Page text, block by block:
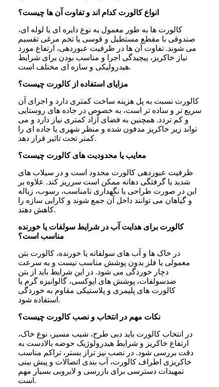
انواع کالورت کدام اند و تفاوت آن ها چیست؟
کالورت ها به طور معمول به نوع دایره ای یا لوله ای،
صندوقی با مقطع مستطیل و قوسی یا تخم مرغی تقسیم
می شوند. تفاوت آن ها در ظرفیت عبوردهی، ارتفاع مورد
نیاز خاکریز، پیچیدگی اجرا و مناسب بودن برای شرایط
هیدرولیکی و سازه ای مختلف است.
مزایای استفاده از کالورت چیست؟
کالورت نسبت به پل هزینه ساخت کمتری دارد و اجرای آن
سریع تر و ساده تر است، به خصوص در جاده های روستایی
و کم تردد. همچنین به فضای آزاد کمتری نیاز دارد و می
تواند زیر خاکریز مدفون شده و منظر شهری یا جاده ای را
کمتر تحت تاثیر قرار دهد.
معایب یا محدودیت های کالورت چیست؟
ظرفیت عبوردهی کالورت محدود است و در سیلاب های
شدید یا گرفتگی دهانه ممکن است سرریز کند. علاوه بر
این در صورت طراحی یا نگهداری نامناسب، رسوب، زباله
و گیاهان می توانند داخل آن جمع شوند و کارایی سازه را
کاهش دهند.
کالورت برای هدایت آب در شرایط سولفات یا خورنده
مناسب است؟
در خاک ها و آب های سولفاته یا خورنده، کالورت بتن
معمولی یا فلز بدون پوشش مناسب نیست و به سرعت
دچار خوردگی می شود. در این شرایط باید از بتن
ضدسولفات، پوشش های اپوکسی، گالوانیزه گرم یا
کالورت های پلیمری و پلاستیکی مقاوم به خوردگی
استفاده شود.
نکات مهم در انتخاب و نصب کالورت چیست؟
در انتخاب کالورت باید دبی طرح، شیب مسیر، نوع خاک،
ارتفاع خاکریز و شرایط هیدرولوژیک حوضه بالادست به
دقت بررسی شود. در نصب نیز تراز بستر، تراکم مناسب
خاکریزی اطراف کالورت، آب بندی اتصالات و پیش بینی
تمهیدات دسترسی برای بازرسی و لایروبی بسیار مهم
است.